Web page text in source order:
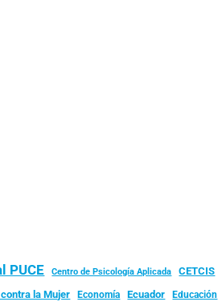
PUCE Centro de Psicología Aplicada CETCIS
la Mujer Economía Ecuador
Educación